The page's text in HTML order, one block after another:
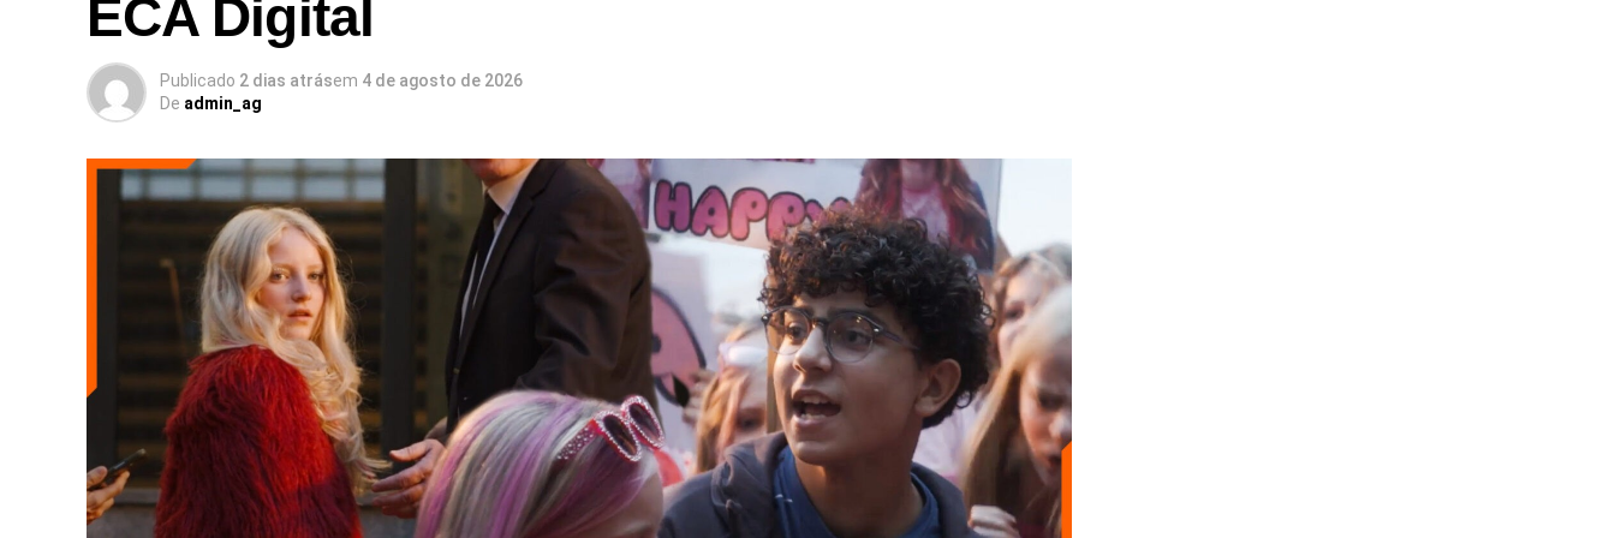
ECA Digital
Publicado 2 dias atrásem 4 de agosto de 2026
De admin_ag